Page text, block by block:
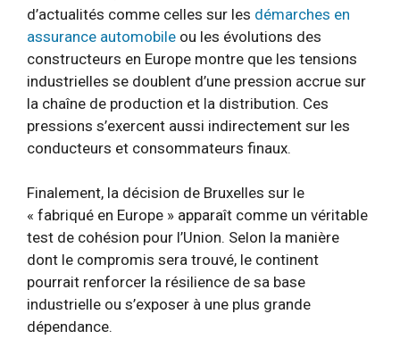
d’actualités comme celles sur les démarches en
assurance automobile ou les évolutions des
constructeurs en Europe montre que les tensions
industrielles se doublent d’une pression accrue sur
la chaîne de production et la distribution. Ces
pressions s’exercent aussi indirectement sur les
conducteurs et consommateurs finaux.
Finalement, la décision de Bruxelles sur le
« fabriqué en Europe » apparaît comme un véritable
test de cohésion pour l’Union. Selon la manière
dont le compromis sera trouvé, le continent
pourrait renforcer la résilience de sa base
industrielle ou s’exposer à une plus grande
dépendance.